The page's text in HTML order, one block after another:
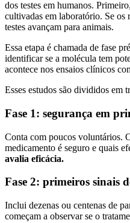
dos testes em humanos.
cultivadas em laboratório. Se os
testes avançam para animais.
Essa etapa é chamada de fase
identificar se a molécula tem
acontece nos ensaios clínicos
Esses estudos são divididos em
Fase 1: segurança em
Conta com poucos voluntários.
medicamento é seguro e quais
avalia eficácia.
Fase 2: primeiros sinais
Inclui dezenas ou centenas de
começam a observar se o